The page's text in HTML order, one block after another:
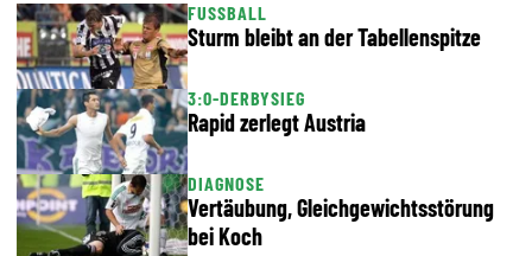
FUSSBALL
Sturm bleibt an der Tabellenspitze
3:0-DERBYSIEG
Rapid zerlegt Austria
DIAGNOSE
Vertäubung, Gleichgewichtsstörung
bei Koch